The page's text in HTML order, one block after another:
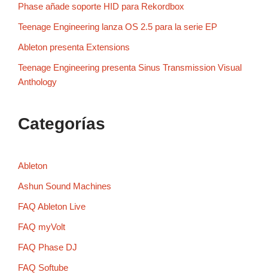
Phase añade soporte HID para Rekordbox
Teenage Engineering lanza OS 2.5 para la serie EP
Ableton presenta Extensions
Teenage Engineering presenta Sinus Transmission Visual
Anthology
Categorías
Ableton
Ashun Sound Machines
FAQ Ableton Live
FAQ myVolt
FAQ Phase DJ
FAQ Softube